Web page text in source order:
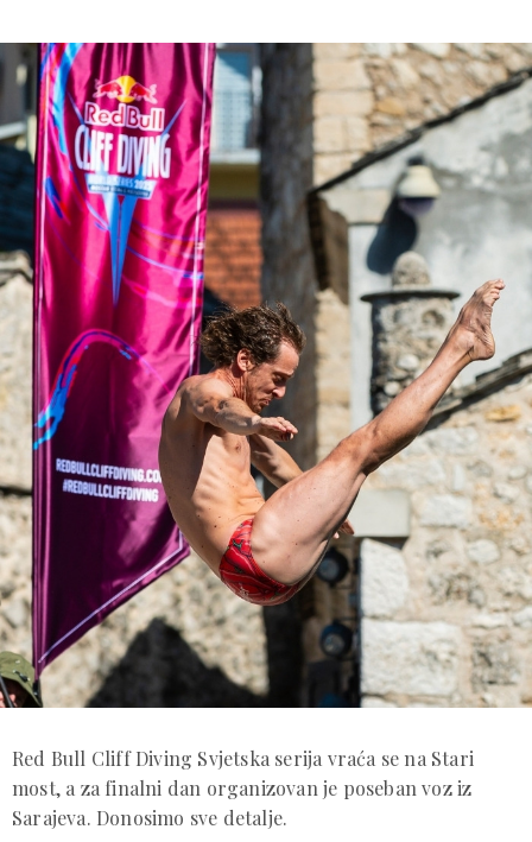
Red Bull Cliff Diving Svjetska serija vraća se na Stari
most, a za finalni dan organizovan je poseban voz iz
Sarajeva. Donosimo sve detalje.